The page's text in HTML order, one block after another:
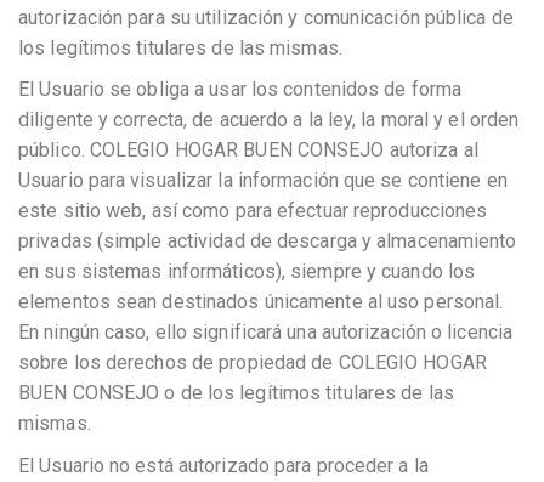
autorización para su utilización y comunicación pública de
los legítimos titulares de las mismas.
El Usuario se obliga a usar los contenidos de forma
diligente y correcta, de acuerdo a la ley, la moral y el orden
público. COLEGIO HOGAR BUEN CONSEJO autoriza al
Usuario para visualizar la información que se contiene en
este sitio web, así como para efectuar reproducciones
privadas (simple actividad de descarga y almacenamiento
en sus sistemas informáticos), siempre y cuando los
elementos sean destinados únicamente al uso personal.
En ningún caso, ello significará una autorización o licencia
sobre los derechos de propiedad de COLEGIO HOGAR
BUEN CONSEJO o de los legítimos titulares de las
mismas.
El Usuario no está autorizado para proceder a la